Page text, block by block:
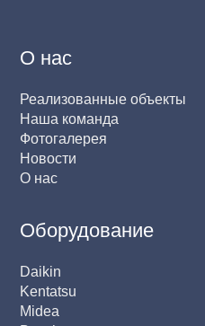
О нас
Реализованные объекты
Наша команда
Фотогалерея
Новости
О нас
Оборудование
Daikin
Kentatsu
Midea